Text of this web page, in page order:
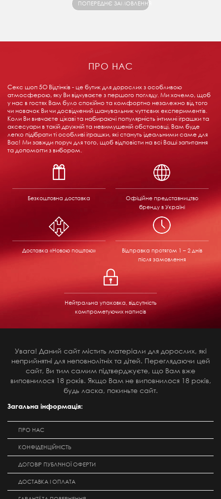
ПОПЕРЕДНЄ ЗАМОВЛЕННЯ
ПРО НАС
Секс шоп 5О Відтінків - це бутик для дорослих з особливою
атмосферою, яку Ви відчуваєте з першого погляду. Ми хочемо, щоб
у нас в гостях Вам було спокійно та комфортно незалежно від того
чи новачок Ви чи досвідчений шанувальник чуттєвих експериментів.
Коли Ви вивчаєте цікаві та набираючі популярність інтимні іграшки та
аксесуари в такій дружній та невимушеній обстановці, Вам буде
легко підібрати ті особливі іграшки, які стануть ідеальними саме для
Вас! Ми завжди поруч для того, щоб відповісти на всі Ваші запитання
та допомогти з вибором.
Безкоштовна доставка
Офіційне представництво
бренду в Україні
Доставка «Новою поштою» Відправка протягом 1 – 2 днів
після замовлення
Нейтральна упаковка, відсутність
компрометуючих написів
Увага! Даний сайт містить матеріали для дорослих, які
неприйнятні для неповнолітніх та дітей. Переглядаючи цей
сайт, Ви тим самим підтверджуєте, що Вам вже
виповнилося 18 років. Якщо Вам не виповнилося 18 років,
будь ласка, покиньте сайт.
Загальна інформація:
ПРО НАС
КОНФІДЕНЦІЙНІСТЬ
ДОГОВІР ПУБЛІЧНОЇ ОФЕРТИ
ДОСТАВКА І ОПЛАТА